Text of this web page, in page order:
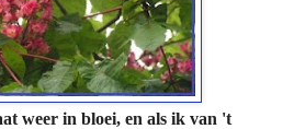
weer in bloei, en als ik van 't